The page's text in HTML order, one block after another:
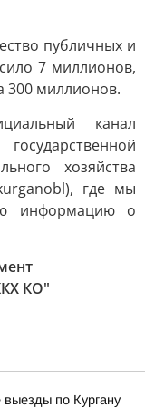
публичных и
7 миллионов,
300 миллионов.
канал
хозяйства
где мы
информацию о
КО"
по Кургану